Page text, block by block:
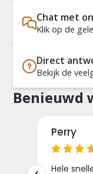
Chat met
Klik op de
Direct
Bekijk de
Benieuwd